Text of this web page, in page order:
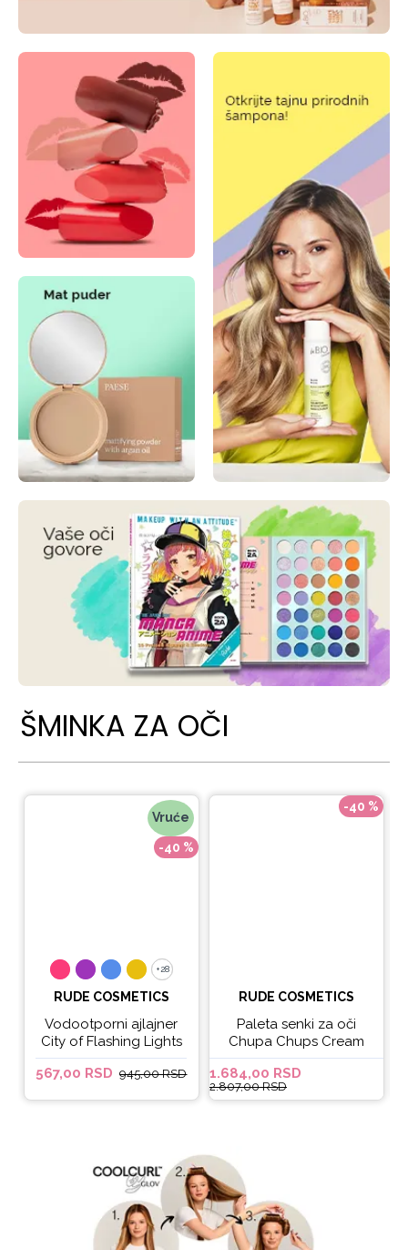
ŠMINKA ZA OČI
Vruće
-40 %
+28
+28
RUDE COSMETICS
Vodootporni ajlajner
City of Flashing Lights
Micro Retractable Liner
- It's Lit
567,00 RSD 945,00 RSD
-40 %
RUDE COSMETICS
Paleta senki za oči
Chupa Chups Cream
Soda
1.684,00 RSD
2.807,00 RSD